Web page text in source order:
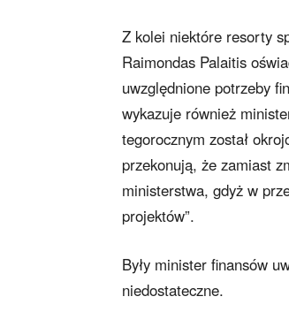
Z kolei niektóre resorty
Raimondas Palaitis
uwzględnione potrzeby
wykazuje również
tegorocznym został
przekonują, że zamiast
ministerstwa, gdyż w
projektów”.
Były minister finansów
niedostateczne.